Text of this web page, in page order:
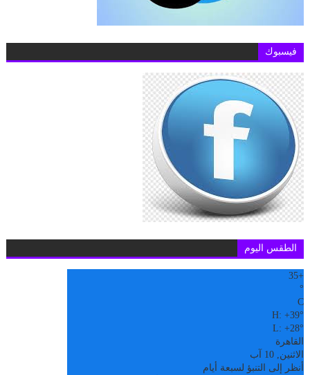
فيسبوك
الطقس اليوم
+
35
°
C
H:+39°
L:+28°
القاهرة
الاثنين, 10 آب
أنظر إلى التنبؤ لسبعة أيام